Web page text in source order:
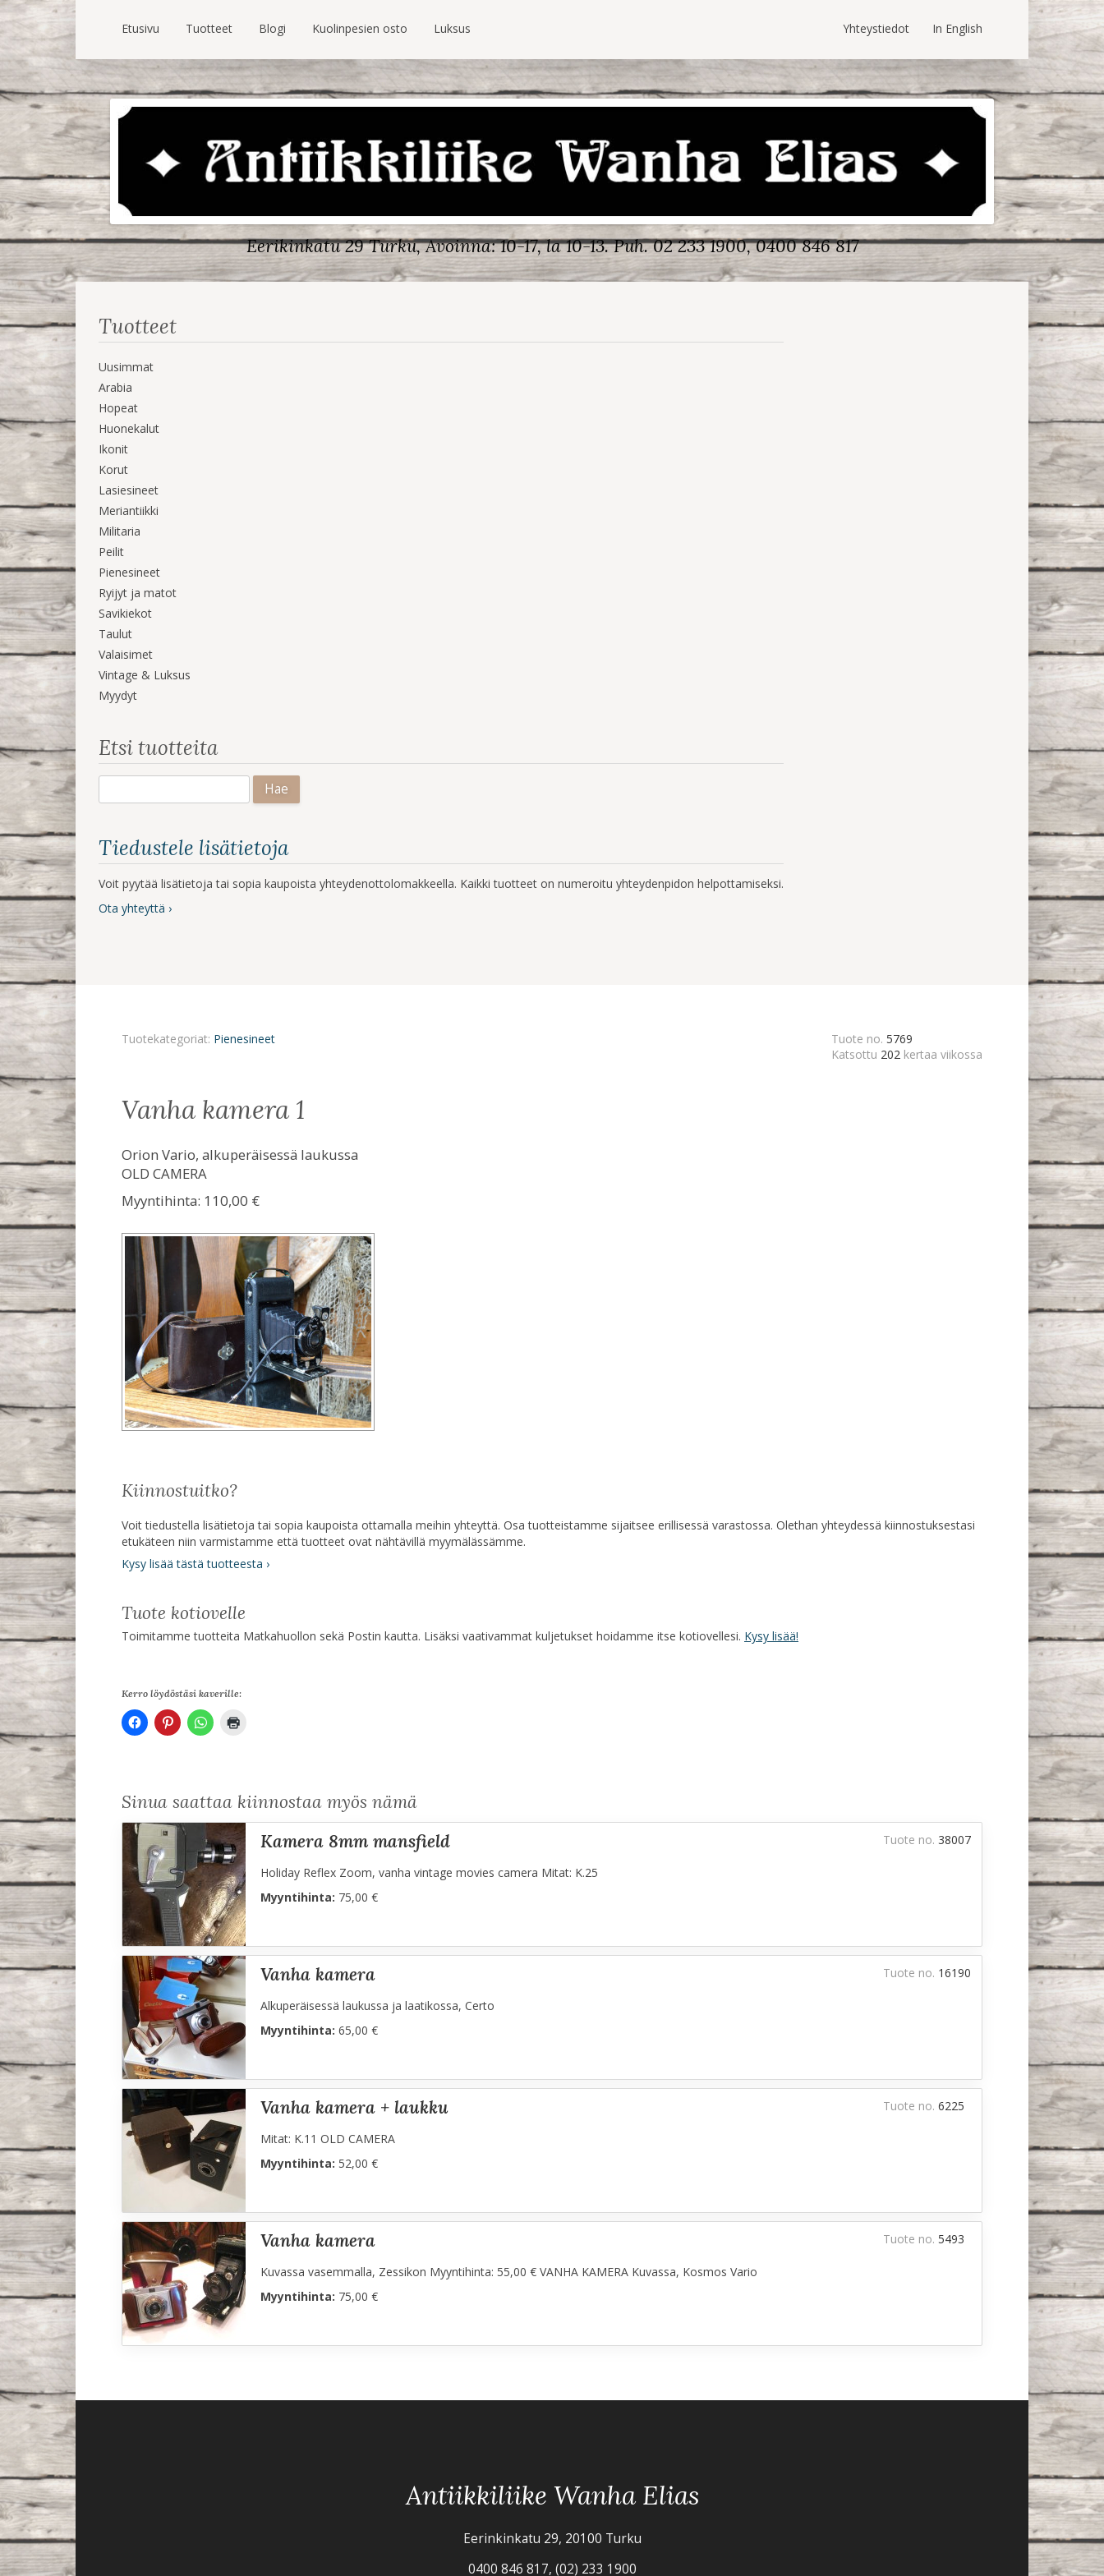
Etusivu Tuotteet Blogi Kuolinpesien osto Luksus In English
Yhteystiedot
Eerikinkatu 29 Turku, Avoinna: 10-17, la 10-13.Puh. 02 233 1900, 0400 846 817
Tuotteet
Uusimmat
Arabia
Hopeat
Huonekalut
Ikonit
Korut
Lasiesineet
Meriantiikki
Militaria
Peilit
Pienesineet
Ryijyt ja matot
Savikiekot
Taulut
Valaisimet
Vintage & Luksus
Myydyt
Etsi tuotteita
Tiedustele lisätietoja
Voit pyytää lisätietoja tai sopia kaupoista yhteydenottolomakkeella. Kaikki tuotteet on numeroitu yhteydenpidon helpottamiseksi.
Ota yhteyttä ›
Tuotekategoriat: Pienesineet Tuote no. 5769
Katsottu 202 kertaa viikossa
vanha kamera 1
Orion Vario, alkuperäisessä laukussa
OLD CAMERA
Myyntihinta: 110,00 €
Kiinnostuitko?
Voit tiedustella lisätietoja tai sopia kaupoista ottamalla meihin yhteyttä. Osa tuotteistamme sijaitsee erillisessä varastossa. Olethan yhteydessä kiinnostuksestasi
etukäteen niin varmistamme että tuotteet ovat nähtävillä myymälässämme.
Kysy lisää tästä tuotteesta ›
Tuote kotiovelle
Toimitamme tuotteita Matkahuollon sekä Postin kautta. Lisäksi vaativammat kuljetukset hoidamme itse kotiovellesi. Kysy lisää!
Kerro löydöstäsi kaverille:
Sinua saattaa kiinnostaa myös nämä
kamera 8mm mansfield
Holiday Reflex Zoom, vanha vintage movies camera Mitat: K.25
Myyntihinta: 75,00 €
Tuote no. 38007
vanha kamera
Alkuperäisessä laukussa ja laatikossa, Certo
Myyntihinta: 65,00 €
Tuote no. 16190
vanha kamera + laukku
Mitat: K.11 OLD CAMERA
Myyntihinta: 52,00 €
Tuote no. 6225
vanha kamera
Kuvassa vasemmalla, Zessikon Myyntihinta: 55,00 € VANHA KAMERA Kuvassa, Kosmos Vario
Myyntihinta: 75,00 €
Tuote no. 5493
Antiikkiliike Wanha Elias
Eerinkinkatu 29, 20100 Turku
0400 846 817, (02) 233 1900